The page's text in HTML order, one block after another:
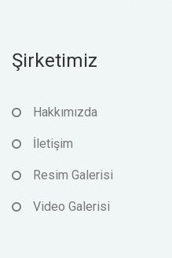
Şirketimiz
Hakkımızda
İletişim
Resim Galerisi
Video Galerisi